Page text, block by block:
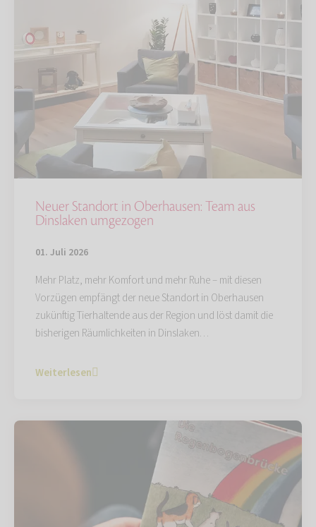
Neuer Standort in Oberhausen: Team aus
Dinslaken umgezogen
01. Juli 2026
Mehr Platz, mehr Komfort und mehr Ruhe – mit diesen
Vorzügen empfängt der neue Standort in Oberhausen
zukünftig Tierhaltende aus der Region und löst damit die
bisherigen Räumlichkeiten in Dinslaken…
Weiterlesen